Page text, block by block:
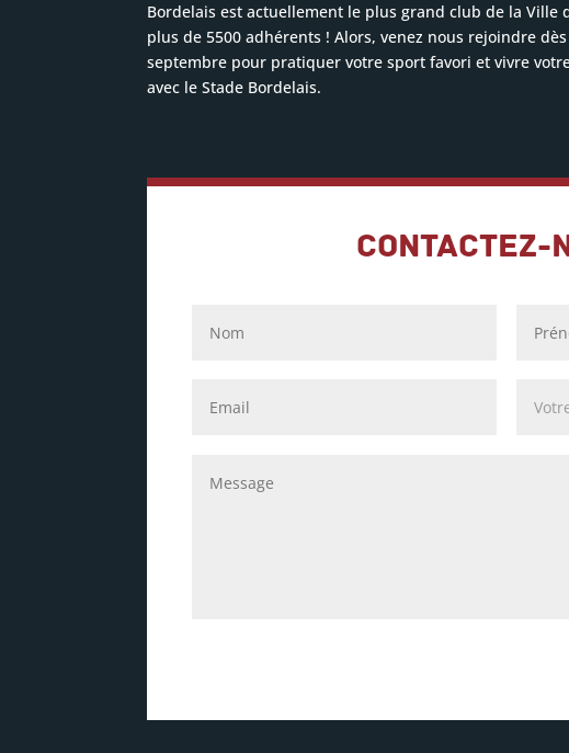
Bordelais est actuellement le plus grand club de la Ville
plus de 5500 adhérents ! Alors, venez nous rejoindre
septembre pour pratiquer votre sport favori et vivre
avec le Stade Bordelais.
Contactez-